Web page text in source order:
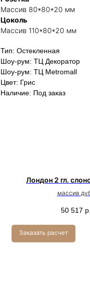
Массив 80*80*20 мм
Цоколь
Массив 110*80*20 мм
Тип: Остекленная
Шоу-рум: ТЦ Декоратор
Шоу-рум: ТЦ Metromall
Цвет: Грис
Наличие: Под заказ
Лондон 2 гл.
массив
50 517 р.